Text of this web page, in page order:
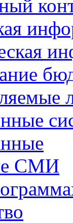
СМИ